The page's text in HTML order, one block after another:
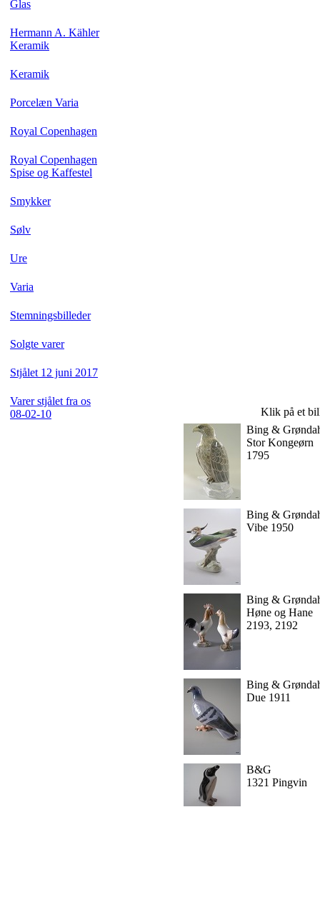
Glas
Hermann A. Kähler
Keramik
Keramik
Porcelæn Varia
Royal Copenhagen
Royal Copenhagen
Spise og Kaffestel
Smykker
Sølv
Ure
Varia
Stemningsbilleder
Solgte varer
Stjålet 12 juni 2017
Varer stjålet fra os
08-02-10
Klik på et
Bing &
Stor Kongeørn
1795
Bing &
Vibe 1950
Bing &
Høne og Hane
2193, 2192
Bing &
Due 1911
B&G
1321 Pingvin